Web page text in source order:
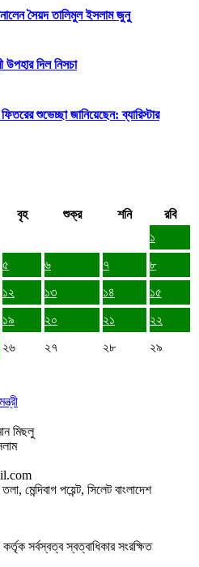
সৈয়দ তালিমুল ইসলাম জুনু
উপহার দিল নিসচা
শুভেচ্ছা জানিয়েছেন: ব্যারিস্টার
বৃহ শুক্র শনি
রবি
১
৫ ৬ ৭
৮
১২ ১৩ ১৪
১৫
১৯ ২০ ২১
২২
২৬ ২৭ ২৮
২৯
মিছলু
মেন্দিবাগ পয়েন্ট, সিলেট বাংলাদেশ
সর্বস্বত্ব স্বত্বাধিকার সংরক্ষিত